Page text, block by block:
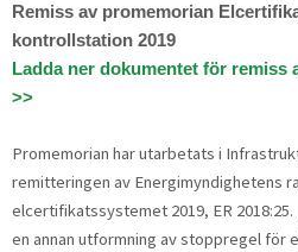
Remiss av promemorian
kontrollstation 2019
Ladda ner dokumentet för remiss
>>
Promemorian har utarbetats i
remitteringen av Energimyndighetens
elcertifikatssystemet 2019, ER
en annan utformning av stoppregel för